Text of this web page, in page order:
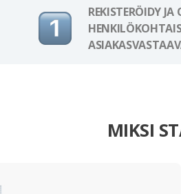
REKISTERÖIDY
MIKSI